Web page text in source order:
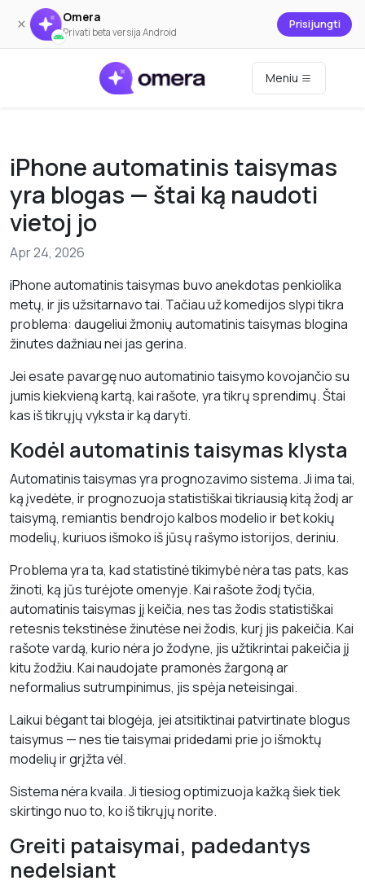
× Omera
Privati beta versija Android
Prisijungti
Meniu
iPhone automatinis taisymas
yra blogas — štai ką naudoti
vietoj jo
Apr 24, 2026
iPhone automatinis taisymas buvo anekdotas penkiolika
metų, ir jis užsitarnavo tai. Tačiau už komedijos slypi tikra
problema: daugeliui žmonių automatinis taisymas blogina
žinutes dažniau nei jas gerina.
Jei esate pavargę nuo automatinio taisymo kovojančio su
jumis kiekvieną kartą, kai rašote, yra tikrų sprendimų. Štai
kas iš tikrųjų vyksta ir ką daryti.
Kodėl automatinis taisymas klysta
Automatinis taisymas yra prognozavimo sistema. Ji ima tai,
ką įvedėte, ir prognozuoja statistiškai tikriausią kitą žodį ar
taisymą, remiantis bendrojo kalbos modelio ir bet kokių
modelių, kuriuos išmoko iš jūsų rašymo istorijos, deriniu.
Problema yra ta, kad statistinė tikimybė nėra tas pats, kas
žinoti, ką jūs turėjote omenyje. Kai rašote žodį tyčia,
automatinis taisymas jį keičia, nes tas žodis statistiškai
retesnis tekstinėse žinutėse nei žodis, kurį jis pakeičia. Kai
rašote vardą, kurio nėra jo žodyne, jis užtikrintai pakeičia jį
kitu žodžiu. Kai naudojate pramonės žargoną ar
neformalius sutrumpinimus, jis spėja neteisingai.
Laikui bėgant tai blogėja, jei atsitiktinai patvirtinate blogus
taisymus — nes tie taisymai pridedami prie jo išmoktų
modelių ir grįžta vėl.
Sistema nėra kvaila. Ji tiesiog optimizuoja kažką šiek tiek
skirtingo nuo to, ko iš tikrųjų norite.
Greiti pataisymai, padedantys
nedelsiant